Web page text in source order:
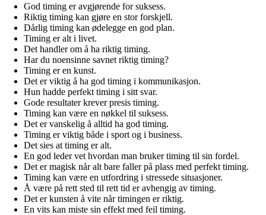
God timing er avgjørende for suksess.
Riktig timing kan gjøre en stor forskjell.
Dårlig timing kan ødelegge en god plan.
Timing er alt i livet.
Det handler om å ha riktig timing.
Har du noensinne savnet riktig timing?
Timing er en kunst.
Det er viktig å ha god timing i kommunikasjon.
Hun hadde perfekt timing i sitt svar.
Gode resultater krever presis timing.
Timing kan være en nøkkel til suksess.
Det er vanskelig å alltid ha god timing.
Timing er viktig både i sport og i business.
Det sies at timing er alt.
En god leder vet hvordan man bruker timing til sin fordel.
Det er magisk når alt bare faller på plass med perfekt timing.
Timing kan være en utfordring i stressede situasjoner.
Å være på rett sted til rett tid er avhengig av timing.
Det er kunsten å vite når timingen er riktig.
En vits kan miste sin effekt med feil timing.